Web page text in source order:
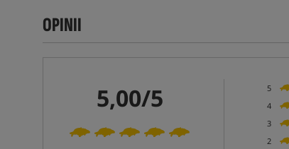
OPINII
5,00/5 5
4
3
2